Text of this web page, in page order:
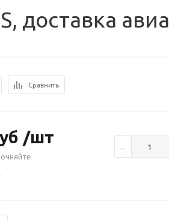
доставка авиа
Сравнить
/шт